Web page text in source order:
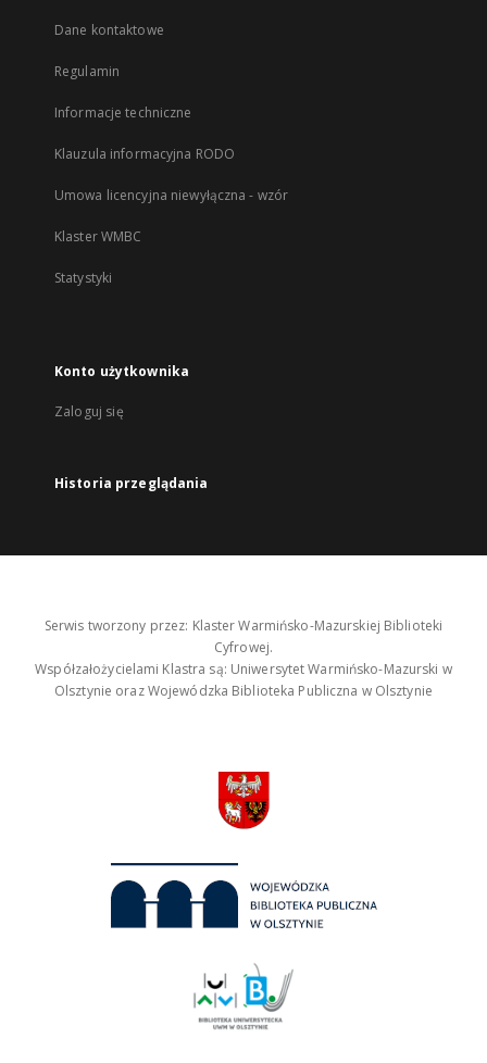
Dane kontaktowe
Regulamin
Informacje techniczne
Klauzula informacyjna RODO
Umowa licencyjna niewyłączna - wzór
Klaster WMBC
Statystyki
Konto użytkownika
Zaloguj się
Historia przeglądania
Serwis tworzony przez: Klaster Warmińsko-Mazurskiej Biblioteki
Cyfrowej.
Współzałożycielami Klastra są: Uniwersytet Warmińsko-Mazurski w
Olsztynie oraz Wojewódzka Biblioteka Publiczna w Olsztynie